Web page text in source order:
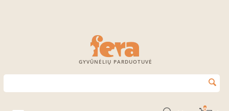
GYVŪNĖLIŲ PARDUOTUVĖ
0